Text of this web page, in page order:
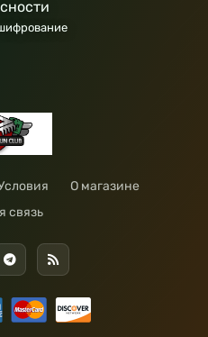
О магазине
связь